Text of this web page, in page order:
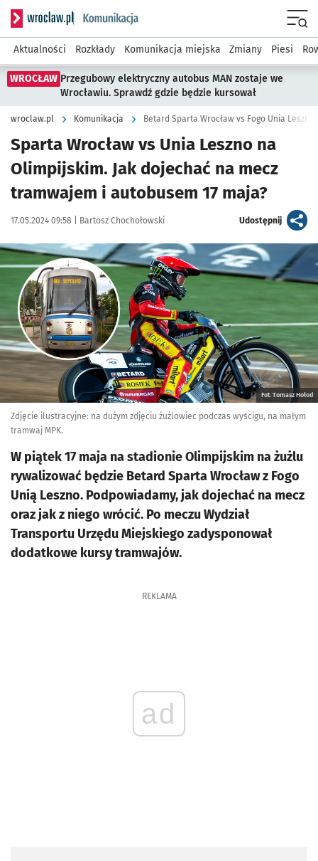
Serwis informacyjny wroclaw.pl podserwis: Komunikacja
Aktualności Rozkłady Komunikacja miejska Zmiany Piesi
WROCŁAW Przegubowy elektryczny autobus MAN zostaje we
Wrocławiu. Sprawdź gdzie będzie kursował
wroclaw.pl Komunikacja Betard Sparta Wrocław vs Fogo Unia
Sparta Wrocław vs Unia Leszno na
Olimpijskim. Jak dojechać na mecz
tramwajem i autobusem 17 maja?
Data publikacji:
17.05.2024 09:58 | Autor:
Bartosz Chochołowski Udostępnijartykuł
Kliknij, aby powiększyć
Fot. Tomasz Hołod
Zdjęcie ilustracyjne: na dużym zdjęciu żużlowiec podczas wyścigu, na małym
tramwaj MPK.
W piątek 17 maja na stadionie Olimpijskim na żużlu
rywalizować będzie Betard Sparta Wrocław z Fogo
Unią Leszno. Podpowiadamy, jak dojechać na mecz
oraz jak z niego wrócić. Po meczu Wydział
Transportu Urzędu Miejskiego zadysponował
dodatkowe kursy tramwajów.
REKLAMA
ad